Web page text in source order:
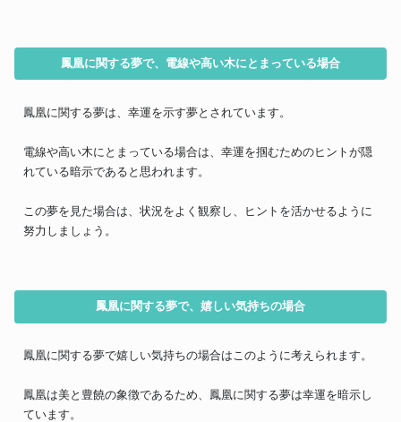
鳳凰に関する夢で、電線や高い木にとまっている場合
鳳凰に関する夢は、幸運を示す夢とされています。
電線や高い木にとまっている場合は、幸運を掴むためのヒントが隠
れている暗示であると思われます。
この夢を見た場合は、状況をよく観察し、ヒントを活かせるように
努力しましょう。
鳳凰に関する夢で、嬉しい気持ちの場合
鳳凰に関する夢で嬉しい気持ちの場合はこのように考えられます。
鳳凰は美と豊饒の象徴であるため、鳳凰に関する夢は幸運を暗示し
ています。